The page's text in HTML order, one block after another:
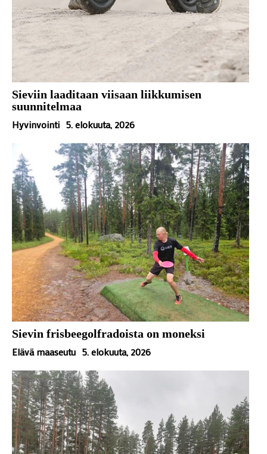
Sieviin laaditaan viisaan liikkumisen
suunnitelmaa
Hyvinvointi 5. elokuuta, 2026
Sievin frisbeegolfradoista on moneksi
Elävä maaseutu 5. elokuuta, 2026